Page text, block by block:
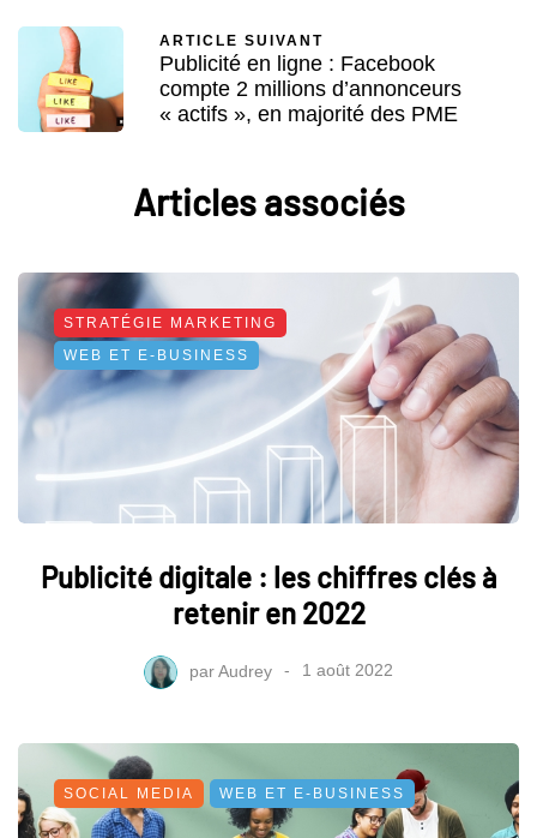
ARTICLE SUIVANT
Publicité en ligne : Facebook
compte 2 millions d’annonceurs
« actifs », en majorité des PME
Articles associés
STRATÉGIE MARKETING
WEB ET E-BUSINESS
Publicité digitale : les chiffres clés à
retenir en 2022
parAudrey 1 août 2022
SOCIAL MEDIA WEB ET E-BUSINESS